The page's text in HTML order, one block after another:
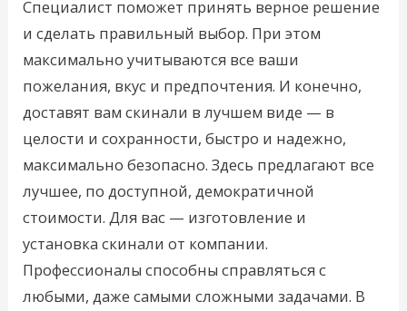
Специалист поможет принять верное решение
и сделать правильный выбор. При этом
максимально учитываются все ваши
пожелания, вкус и предпочтения. И конечно,
доставят вам скинали в лучшем виде — в
целости и сохранности, быстро и надежно,
максимально безопасно. Здесь предлагают все
лучшее, по доступной, демократичной
стоимости. Для вас — изготовление и
установка скинали от компании.
Профессионалы способны справляться с
любыми, даже самыми сложными задачами. В